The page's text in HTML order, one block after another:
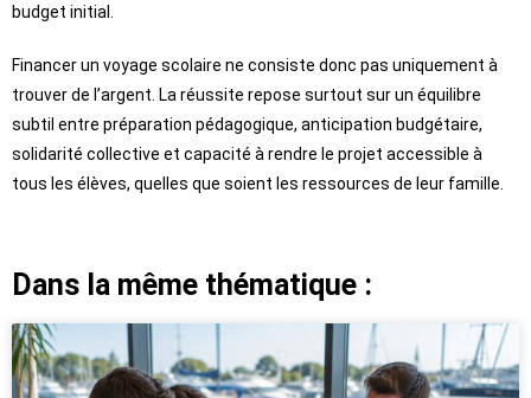
budget initial.
Financer un voyage scolaire ne consiste donc pas uniquement à
trouver de l’argent. La réussite repose surtout sur un équilibre
subtil entre préparation pédagogique, anticipation budgétaire,
solidarité collective et capacité à rendre le projet accessible à
tous les élèves, quelles que soient les ressources de leur famille.
Dans la même thématique :